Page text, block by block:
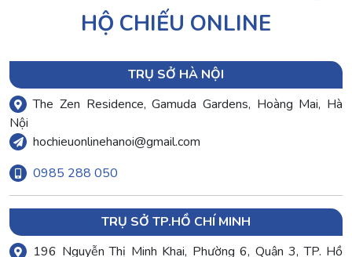
HỘ CHIẾU ONLINE
TRỤ SỞ HÀ NỘI
The Zen Residence, Gamuda Gardens, Hoàng Mai, Hà
Nội
hochieuonlinehanoi@gmail.com
0985 288 050
TRỤ SỞ TP.HỒ CHÍ MINH
196 Nguyễn Thị Minh Khai, Phường 6, Quận 3, TP. Hồ